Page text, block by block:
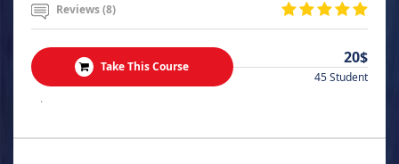
Reviews (8)
Take This Course 20$
45 Student
.